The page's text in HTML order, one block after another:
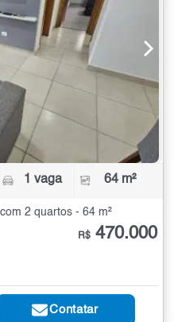
1 vaga 64 m²
2 quartos - 64 m²
R$ 470.000
Contatar